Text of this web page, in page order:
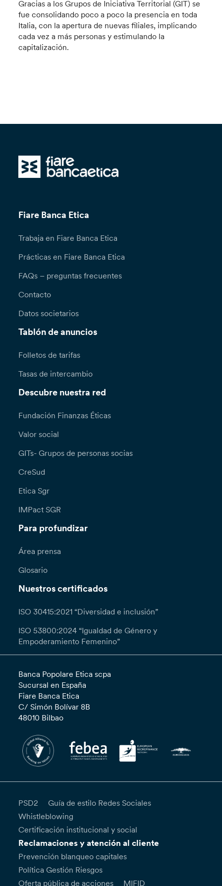
Gracias a los Grupos de Iniciativa Territorial (GIT) se
fue consolidando poco a poco la presencia en toda
Italia, con la apertura de nuevas filiales, implicando
cada vez a más personas y estimulando la
capitalización.
Fiare Banca Etica
Trabaja en Fiare Banca Etica
Prácticas en Fiare Banca Etica
FAQs – preguntas frecuentes
Contacto
Datos societarios
Tablón de anuncios
Folletos de tarifas
Tasas de intercambio
Descubre nuestra red
Fundación Finanzas Éticas
Valor social
GITs- Grupos de personas socias
CreSud
Etica Sgr
IMPact SGR
Para profundizar
Área prensa
Glosario
Nuestros certificados
ISO 30415:2021 “Diversidad e inclusión”
ISO 53800:2024 “Igualdad de Género y
Empoderamiento Femenino”
Banca Popolare Etica scpa
Sucursal en España
Fiare Banca Etica
C/ Simón Bolívar 8B
48010 Bilbao
PSD2
Guía de estilo Redes Sociales
Whistleblowing
Certificación institucional y social
Reclamaciones y atención al cliente
Prevención blanqueo capitales
Política Gestión Riesgos
Oferta pública de acciones
MIFID